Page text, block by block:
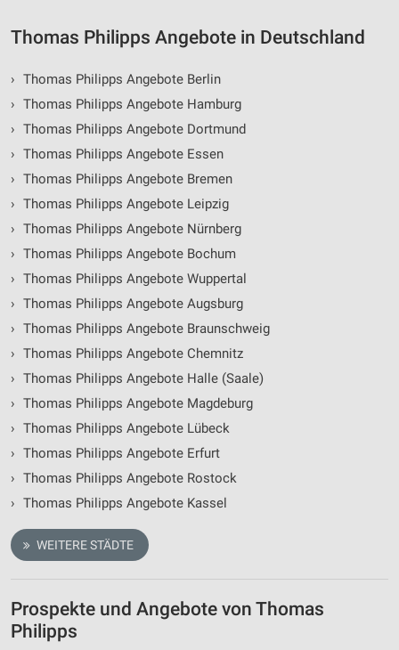
Thomas Philipps Angebote in Deutschland
› Thomas Philipps Angebote Berlin
› Thomas Philipps Angebote Hamburg
› Thomas Philipps Angebote Dortmund
› Thomas Philipps Angebote Essen
› Thomas Philipps Angebote Bremen
› Thomas Philipps Angebote Leipzig
› Thomas Philipps Angebote Nürnberg
› Thomas Philipps Angebote Bochum
› Thomas Philipps Angebote Wuppertal
› Thomas Philipps Angebote Augsburg
› Thomas Philipps Angebote Braunschweig
› Thomas Philipps Angebote Chemnitz
› Thomas Philipps Angebote Halle (Saale)
› Thomas Philipps Angebote Magdeburg
› Thomas Philipps Angebote Lübeck
› Thomas Philipps Angebote Erfurt
› Thomas Philipps Angebote Rostock
› Thomas Philipps Angebote Kassel
WEITERE STÄDTE
Prospekte und Angebote von Thomas
Philipps